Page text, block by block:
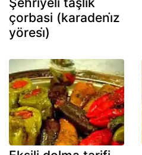
çorbasi (karadeni̇z
yöresi̇)